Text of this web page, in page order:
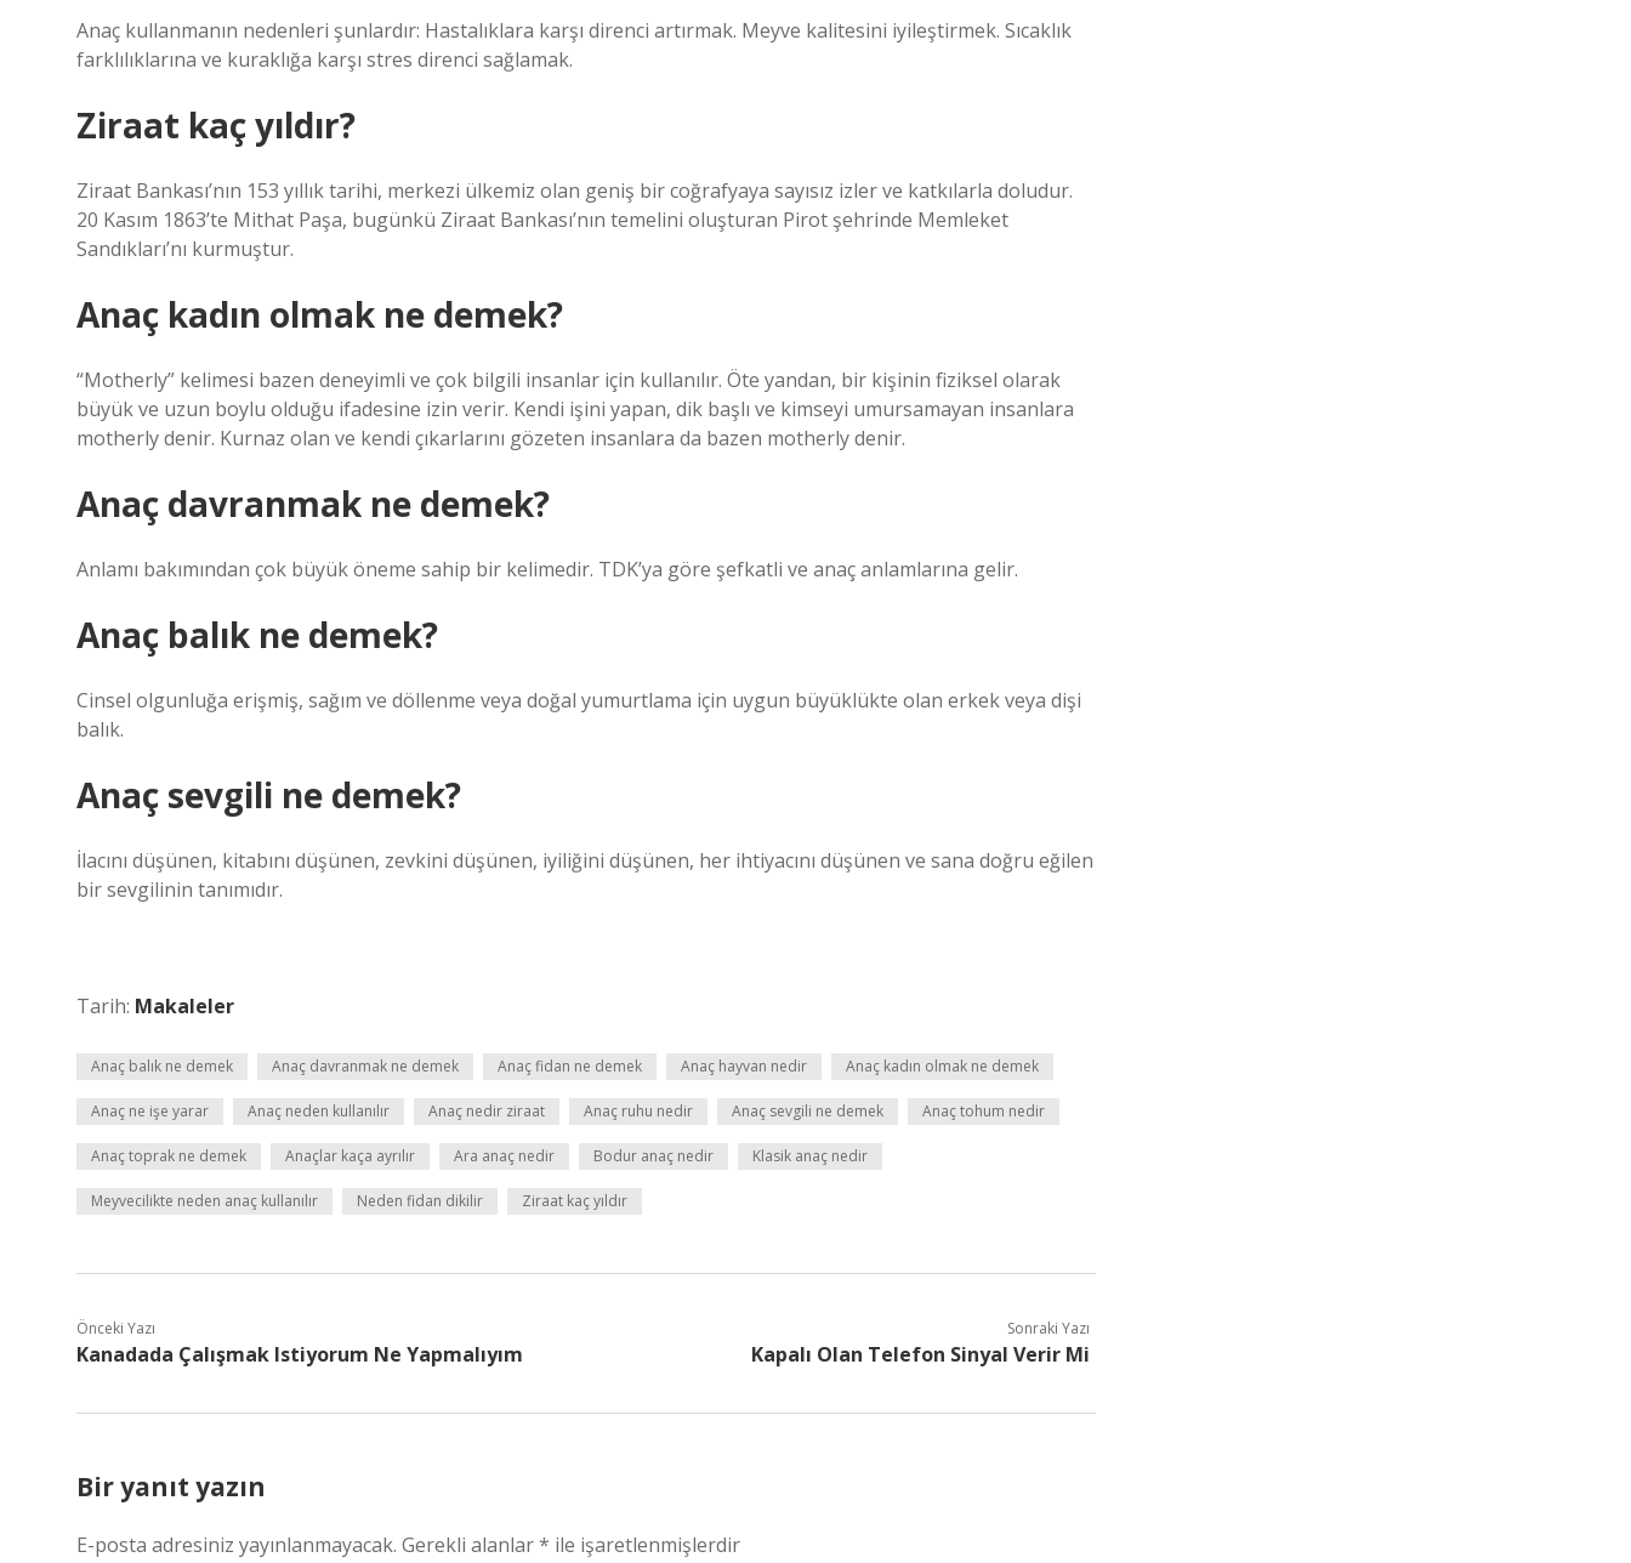
Anaç kullanmanın nedenleri şunlardır: Hastalıklara karşı direnci artırmak. Meyve kalitesini iyileştirmek. Sıcaklık
farklılıklarına ve kuraklığa karşı stres direnci sağlamak.
Ziraat kaç yıldır?
Ziraat Bankası’nın 153 yıllık tarihi, merkezi ülkemiz olan geniş bir coğrafyaya sayısız izler ve katkılarla doludur.
20 Kasım 1863’te Mithat Paşa, bugünkü Ziraat Bankası’nın temelini oluşturan Pirot şehrinde Memleket
Sandıkları’nı kurmuştur.
Anaç kadın olmak ne demek?
“Motherly” kelimesi bazen deneyimli ve çok bilgili insanlar için kullanılır. Öte yandan, bir kişinin fiziksel olarak
büyük ve uzun boylu olduğu ifadesine izin verir. Kendi işini yapan, dik başlı ve kimseyi umursamayan insanlara
motherly denir. Kurnaz olan ve kendi çıkarlarını gözeten insanlara da bazen motherly denir.
Anaç davranmak ne demek?
Anlamı bakımından çok büyük öneme sahip bir kelimedir. TDK’ya göre şefkatli ve anaç anlamlarına gelir.
Anaç balık ne demek?
Cinsel olgunluğa erişmiş, sağım ve döllenme veya doğal yumurtlama için uygun büyüklükte olan erkek veya dişi
balık.
Anaç sevgili ne demek?
İlacını düşünen, kitabını düşünen, zevkini düşünen, iyiliğini düşünen, her ihtiyacını düşünen ve sana doğru eğilen
bir sevgilinin tanımıdır.
Tarih: Makaleler
Anaç balık ne demek Anaç davranmak ne demek Anaç fidan ne demek Anaç hayvan nedir Anaç kadın olmak ne demek
Anaç ne işe yarar Anaç neden kullanılır Anaç nedir ziraat Anaç ruhu nedir Anaç sevgili ne demek Anaç tohum nedir
Anaç toprak ne demek Anaçlar kaça ayrılır Ara anaç nedir Bodur anaç nedir Klasik anaç nedir
Meyvecilikte neden anaç kullanılır Neden fidan dikilir Ziraat kaç yıldır
Önceki Yazı
Kanadada Çalışmak Istiyorum Ne Yapmalıyım
Sonraki Yazı
Kapalı Olan Telefon Sinyal Verir Mi
Bir yanıt yazın
E-posta adresiniz yayınlanmayacak. Gerekli alanlar* ile işaretlenmişlerdir